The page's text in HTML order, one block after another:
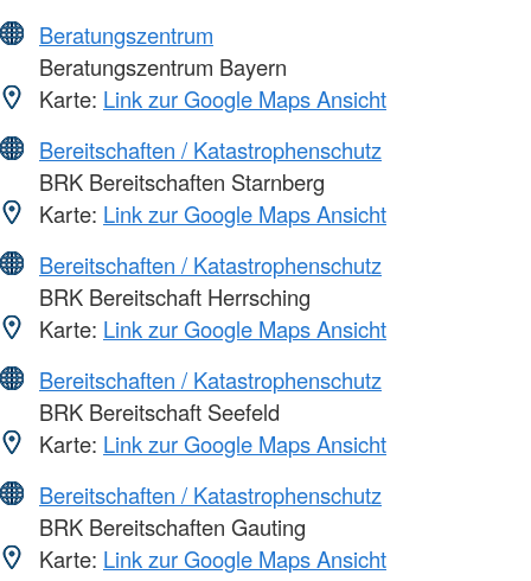
Beratungszentrum
Beratungszentrum Bayern
Karte: Link zur Google Maps Ansicht
Bereitschaften / Katastrophenschutz
BRK Bereitschaften Starnberg
Karte: Link zur Google Maps Ansicht
Bereitschaften / Katastrophenschutz
BRK Bereitschaft Herrsching
Karte: Link zur Google Maps Ansicht
Bereitschaften / Katastrophenschutz
BRK Bereitschaft Seefeld
Karte: Link zur Google Maps Ansicht
Bereitschaften / Katastrophenschutz
BRK Bereitschaften Gauting
Karte: Link zur Google Maps Ansicht